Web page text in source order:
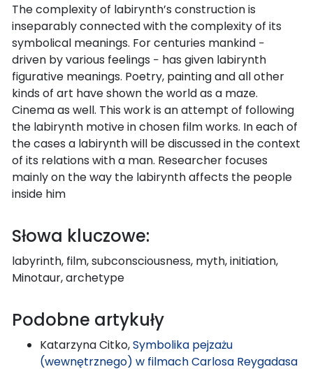
The complexity of labirynth’s construction is
inseparably connected with the complexity of its
symbolical meanings. For centuries mankind −
driven by various feelings − has given labirynth
figurative meanings. Poetry, painting and all other
kinds of art have shown the world as a maze.
Cinema as well. This work is an attempt of following
the labirynth motive in chosen film works. In each of
the cases a labirynth will be discussed in the context
of its relations with a man. Researcher focuses
mainly on the way the labirynth affects the people
inside him
Słowa kluczowe:
labyrinth, film, subconsciousness, myth, initiation,
Minotaur, archetype
Podobne artykuły
Katarzyna Citko,Symbolika pejzażu
(wewnętrznego) w filmach Carlosa Reygadasa